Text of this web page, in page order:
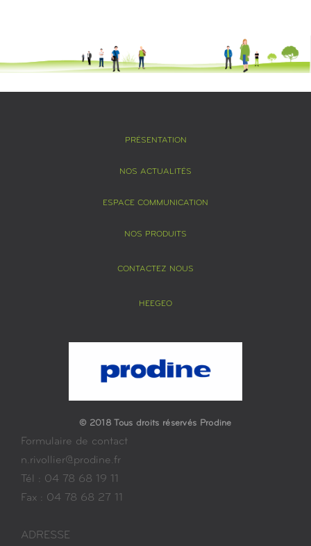
PRÉSENTATION
NOS ACTUALITÉS
ESPACE COMMUNICATION
NOS PRODUITS
CONTACTEZ NOUS
HEEGEO
© 2018 Tous droits réservés Prodine
Formulaire de contact
n.rivollier@prodine.fr
Tél : 04 78 68 19 11
Fax : 04 78 68 27 11
ADRESSE